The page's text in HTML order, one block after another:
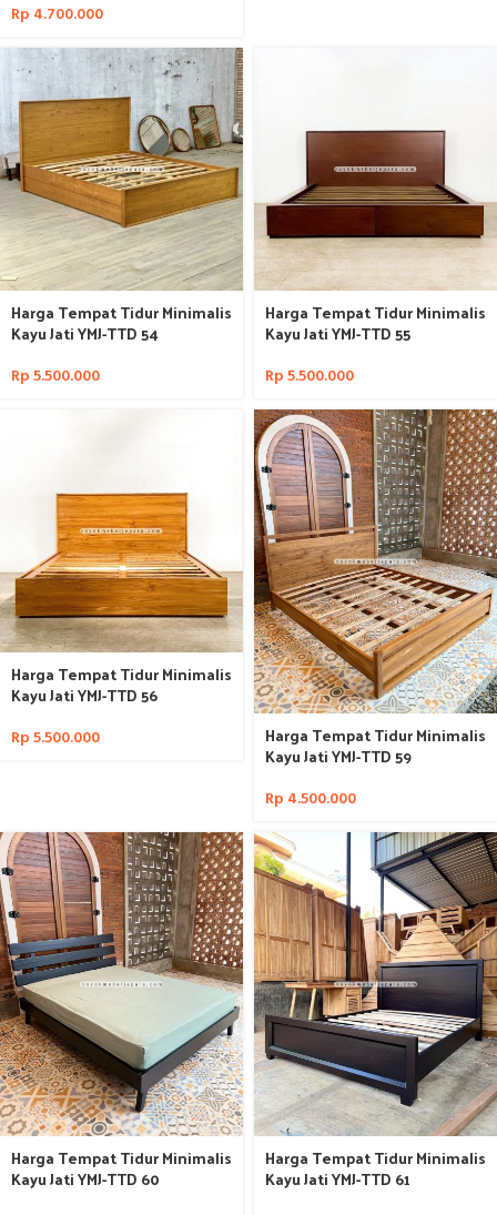
Rp 4.700.000
Harga Tempat Tidur Minimalis
Kayu Jati YMJ-TTD 54
Rp5.500.000
Harga Tempat Tidur Minimalis
Kayu Jati YMJ-TTD 55
Rp5.500.000
Harga Tempat Tidur Minimalis
Kayu Jati YMJ-TTD 56
Rp5.500.000 Harga Tempat Tidur Minimalis
Kayu Jati YMJ-TTD 59
Rp 4.500.000
Harga Tempat Tidur Minimalis
Kayu Jati YMJ-TTD 60
Harga Tempat Tidur Minimalis
Kayu Jati YMJ-TTD 61